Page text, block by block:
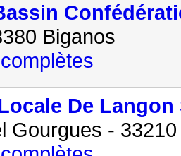
Biganos
De
Gourgues -